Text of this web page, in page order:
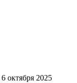
6 октября 2025